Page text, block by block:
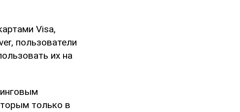
Visa,
пользователи
их на
только в